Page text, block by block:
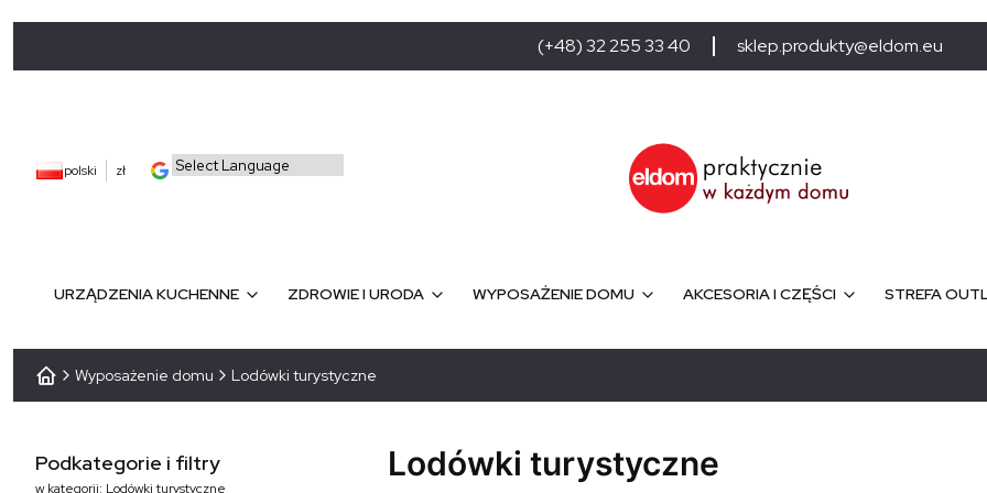
(+48) 32 255 33 40 sklep.produkty@eldom.eu
polski zł
URZĄDZENIA KUCHENNE ZDROWIE I URODA WYPOSAŻENIE DOMU AKCESORIA I CZĘŚCI STREFA
Wyposażenie domu Lodówki turystyczne
Podkategorie i filtry
w kategorii: Lodówki turystyczne
Lodówki turystyczne